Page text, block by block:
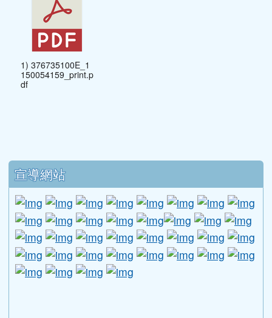
1) 376735100E_1
150054159_print.p
df
下中區域內容
宣導網站
link to http://www.guide.edu.tw/
link to http://www.csptc.gov.tw/ \
link to http://enc.moe.edu.tw/ \
link to https://link to https://link to https://
link to
link to http://edufund.cyut.edu.tw \
link to http://link to https://www.ptskids.tw/ \
link to http://
link to http://link to http://
link to
link to http://1950.tycg.gov.tw/ \
link to http://www.e-quit.org/ \
link to http://www.hpa.gov.tw/
link to http://link to http://goo.gl/
link to http://
link to
link to http://www.2017twccprcescr.tw/
link to http://http://ifi.immigration.gov.tw/
link to https://i.win.org.tw/iWIN/
link to https://
link to http://link to https://
link to https://
link to
link to
link to https://dep.mohw.gov.tw/DOMHAOH/lp-3560-
link to https://dep.mohw.gov.tw/DOMHAOH/cp-
link to http://sgcc.tyc.edu.tw/tycsgcc/ \
link to =\ https://learning.swcb.gov.tw/
link to http://